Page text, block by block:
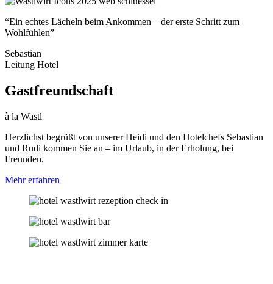
“Ein echtes Lächeln beim Ankommen – der erste Schritt zum
Wohlfühlen”
Sebastian
Leitung Hotel
Gastfreundschaft
à la Wastl
Herzlichst begrüßt von unserer Heidi und den Hotelchefs Sebastian
und Rudi kommen Sie an – im Urlaub, in der Erholung, bei
Freunden.
Mehr erfahren